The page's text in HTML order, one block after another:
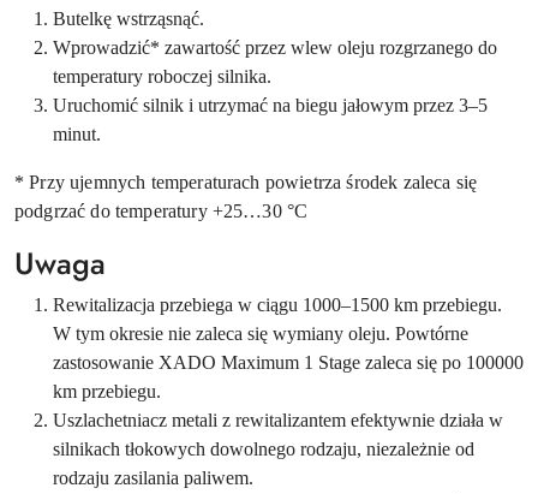
Butelkę wstrząsnąć.
Wprowadzić* zawartość przez wlew oleju rozgrzanego do
temperatury roboczej silnika.
Uruchomić silnik i utrzymać na biegu jałowym przez 3–5
minut.
* Przy ujemnych temperaturach powietrza środek zaleca się
podgrzać do temperatury +25…30 °C
Uwaga
Rewitalizacja przebiega w ciągu 1000–1500 km przebiegu.
W tym okresie nie zaleca się wymiany oleju. Powtórne
zastosowanie XADO Maximum 1 Stage zaleca się po 100000
km przebiegu.
Uszlachetniacz metali z rewitalizantem efektywnie działa w
silnikach tłokowych dowolnego rodzaju, niezależnie od
rodzaju zasilania paliwem.